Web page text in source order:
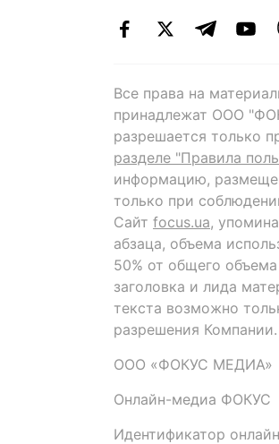
Все права на
принадлежат ООО
разрешается только
разделе "Правила
информацию,
только при
Сайт focus.ua,
абзаца, объема
50% от общего
заголовка и лида
текста возможно
разрешения Компании.
ООО «ФОКУС МЕДИА»
Онлайн-медиа ФОКУС
Идентификатор